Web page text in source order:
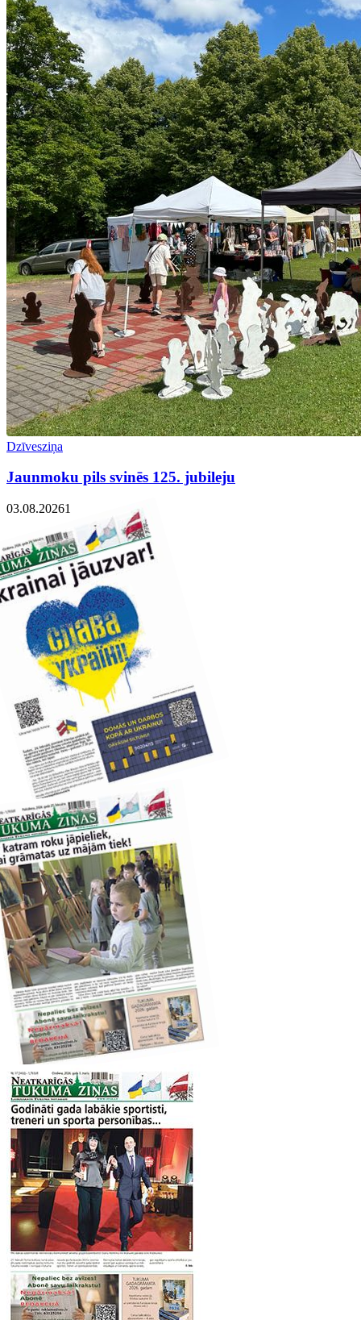
Dzīvesziņa
Jaunmoku pils svinēs 125. jubileju
03.08.20261